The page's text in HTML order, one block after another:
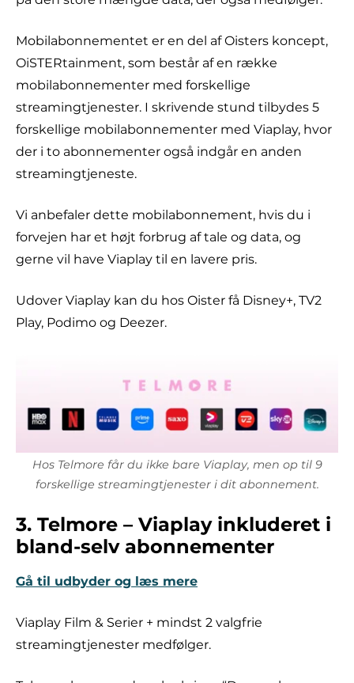
Mobilabonnementet er en del af Oisters koncept,
OiSTERtainment, som består af en række
mobilabonnementer med forskellige
streamingtjenester. I skrivende stund tilbydes 5
forskellige mobilabonnementer med Viaplay, hvor
der i to abonnementer også indgår en anden
streamingtjeneste.
Vi anbefaler dette mobilabonnement, hvis du i
forvejen har et højt forbrug af tale og data, og
gerne vil have Viaplay til en lavere pris.
Udover Viaplay kan du hos Oister få Disney+, TV2
Play, Podimo og Deezer.
Hos Telmore får du ikke bare Viaplay, men op til 9
forskellige streamingtjenester i dit abonnement.
3. Telmore – Viaplay inkluderet i
bland-selv abonnementer
Gå til udbyder og læs mere
Viaplay Film & Serier + mindst 2 valgfrie
streamingtjenester medfølger.